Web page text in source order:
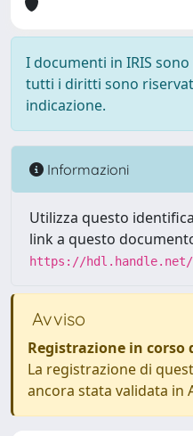
I documenti in IRIS
tutti i diritti sono
indicazione.
Informazioni
Utilizza questo
link a questo
https://hdl.handle.net/
Avviso
Registrazione in corso
La registrazione di
ancora stata validata in